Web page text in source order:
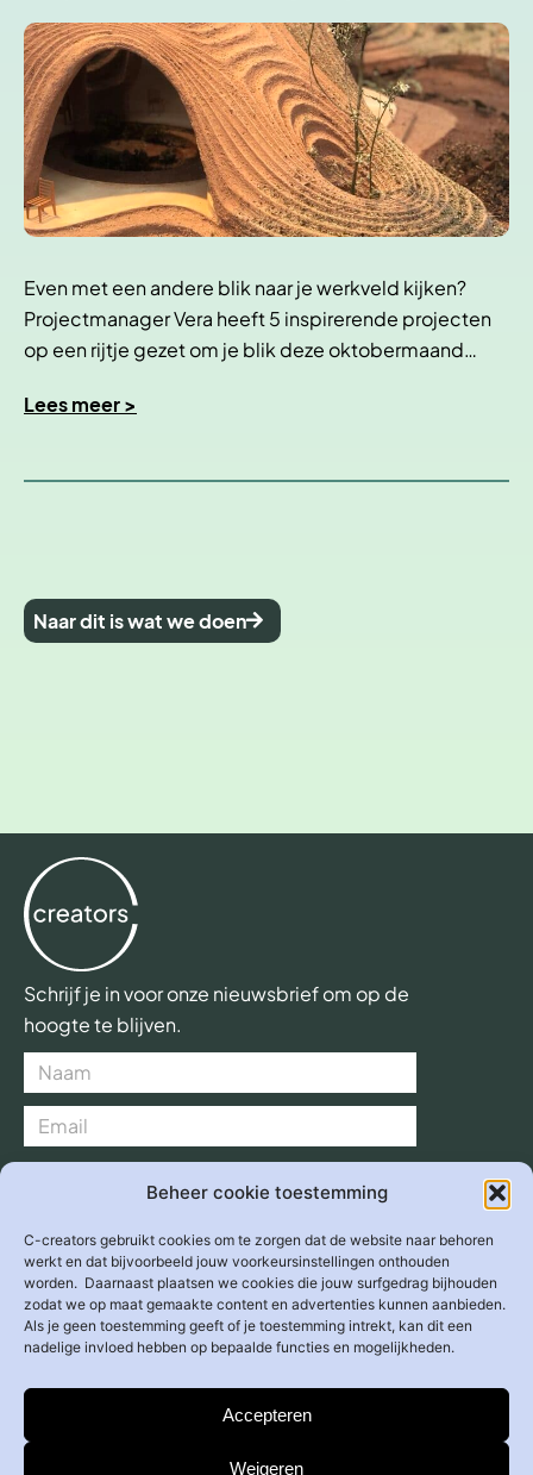
Beheer cookie toestemming
C-creators gebruikt cookies om te zorgen dat de website naar behoren
werkt en dat bijvoorbeeld jouw voorkeursinstellingen onthouden
worden. Daarnaast plaatsen we cookies die jouw surfgedrag bijhouden
zodat we op maat gemaakte content en advertenties kunnen aanbieden.
Als je geen toestemming geeft of je toestemming intrekt, kan dit een
nadelige invloed hebben op bepaalde functies en mogelijkheden.
Accepteren
Weigeren
Even met een andere blik naar je werkveld kijken?
Projectmanager Vera heeft 5 inspirerende projecten
op een rijtje gezet om je blik deze oktobermaand…
Lees meer >
Naar dit is wat we doen
Adres
Overhoeksplein 2
1031 KSAmsterdam
E-mail
Schrijf je in voor onze nieuwsbrief om op de
hoogte te blijven.